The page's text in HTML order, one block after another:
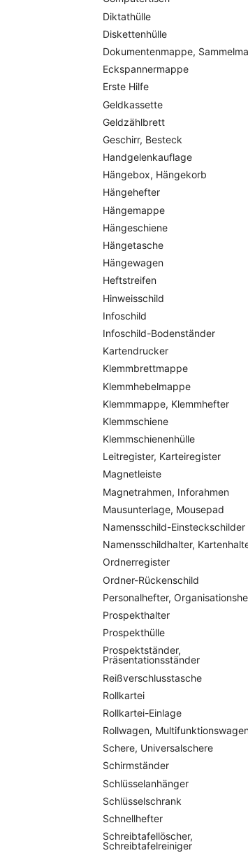
Diktathülle
Diskettenhülle
Dokumentenmappe,
Eckspannermappe
Erste Hilfe
Geldkassette
Geldzählbrett
Geschirr, Besteck
Handgelenkauflage
Hängebox, Hängekorb
Hängehefter
Hängemappe
Hängeschiene
Hängetasche
Hängewagen
Heftstreifen
Hinweisschild
Infoschild
Infoschild-Bodenständer
Kartendrucker
Klemmbrettmappe
Klemmhebelmappe
Klemmmappe, Klemmhefter
Klemmschiene
Klemmschienenhülle
Leitregister, Karteiregister
Magnetleiste
Magnetrahmen, Inforahmen
Mausunterlage, Mousepad
Namensschild-Einsteckschilder
Namensschildhalter,
Ordnerregister
Ordner-Rückenschild
Personalhefter,
Prospekthalter
Prospekthülle
Prospektständer,
Präsentationsständer
Reißverschlusstasche
Rollkartei
Rollkartei-Einlage
Rollwagen,
Schere, Universalschere
Schirmständer
Schlüsselanhänger
Schlüsselschrank
Schnellhefter
Schreibtafellöscher,
Schreibtafelreiniger